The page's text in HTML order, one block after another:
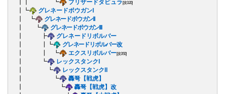
┃┃ ┗
ブリザードタビュラ[攻320]
┃┗
グレネードボウガンI
┃ ┗
グレネードボウガンII
┃ ┗
グレネードボウガンIII
┃ ┣
グレネードリボルバー
┃ ┃┗
グレネードリボルバー改
┃ ┃ ┗
エクスリボルバー[攻350]
┃ ┗
レックスタンクI
┃ ┗
レックスタンクII
┃ ┗
轟弩【戦虎】
┃ ┗
轟弩【戦虎】改